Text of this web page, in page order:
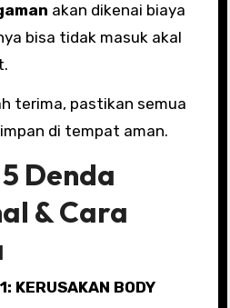
akan dikenai biaya
bisa tidak masuk akal
terima, pastikan semua
di tempat aman.
Denda
& Cara
KERUSAKAN BODY